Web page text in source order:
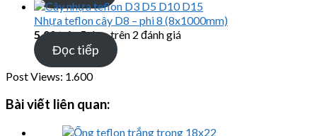
Nhựa teflon cây D8 – phi 8 (8x1000mm)
5.00trên 5 dựa trên 2 đánh giá
Đọc tiếp
Post Views: 1.600
Bài viết liên quan: